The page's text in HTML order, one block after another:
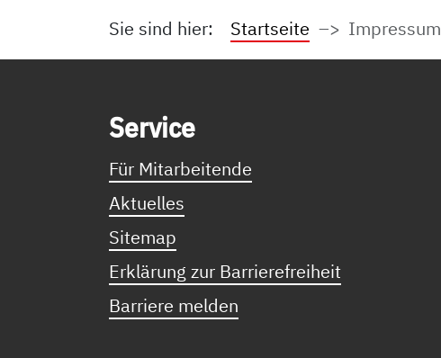
Sie sind hier: Startseite Impressum
Ser­vice
Für Mitarbeitende
Aktuelles
Sitemap
Erklärung zur Barrierefreiheit
Barriere melden